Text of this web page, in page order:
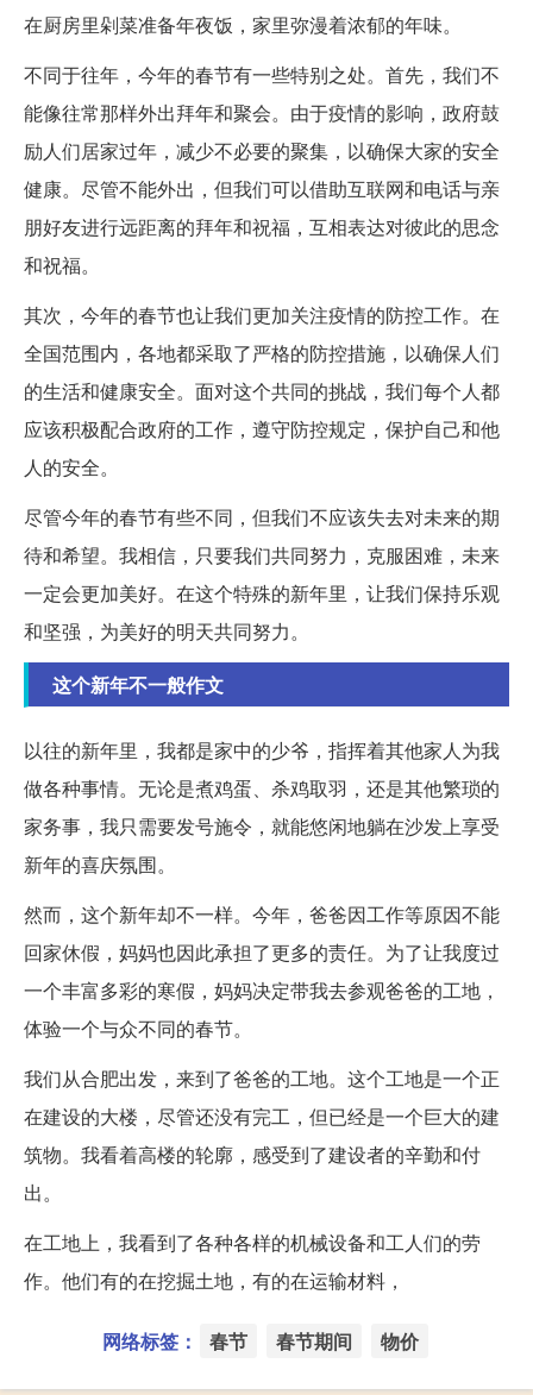
在厨房里剁菜准备年夜饭，家里弥漫着浓郁的年味。
不同于往年，今年的春节有一些特别之处。首先，我们不
能像往常那样外出拜年和聚会。由于疫情的影响，政府鼓
励人们居家过年，减少不必要的聚集，以确保大家的安全
健康。尽管不能外出，但我们可以借助互联网和电话与亲
朋好友进行远距离的拜年和祝福，互相表达对彼此的思念
和祝福。
其次，今年的春节也让我们更加关注疫情的防控工作。在
全国范围内，各地都采取了严格的防控措施，以确保人们
的生活和健康安全。面对这个共同的挑战，我们每个人都
应该积极配合政府的工作，遵守防控规定，保护自己和他
人的安全。
尽管今年的春节有些不同，但我们不应该失去对未来的期
待和希望。我相信，只要我们共同努力，克服困难，未来
一定会更加美好。在这个特殊的新年里，让我们保持乐观
和坚强，为美好的明天共同努力。
这个新年不一般作文
以往的新年里，我都是家中的少爷，指挥着其他家人为我
做各种事情。无论是煮鸡蛋、杀鸡取羽，还是其他繁琐的
家务事，我只需要发号施令，就能悠闲地躺在沙发上享受
新年的喜庆氛围。
然而，这个新年却不一样。今年，爸爸因工作等原因不能
回家休假，妈妈也因此承担了更多的责任。为了让我度过
一个丰富多彩的寒假，妈妈决定带我去参观爸爸的工地，
体验一个与众不同的春节。
我们从合肥出发，来到了爸爸的工地。这个工地是一个正
在建设的大楼，尽管还没有完工，但已经是一个巨大的建
筑物。我看着高楼的轮廓，感受到了建设者的辛勤和付
出。
在工地上，我看到了各种各样的机械设备和工人们的劳
作。他们有的在挖掘土地，有的在运输材料，
网络标签： 春节 春节期间 物价